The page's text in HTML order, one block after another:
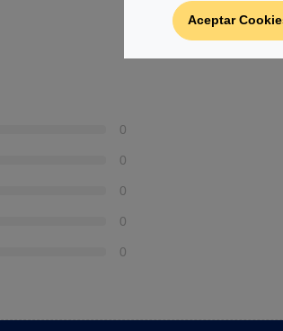
0
0
0
0
0
Aceptar